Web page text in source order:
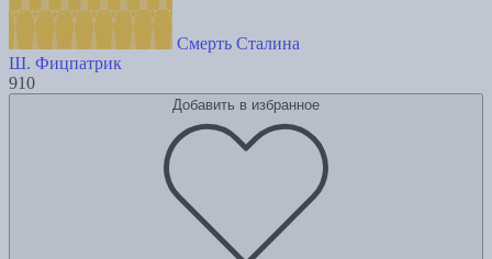
Смерть Сталина
Ш. Фицпатрик
910
Добавить в избранное